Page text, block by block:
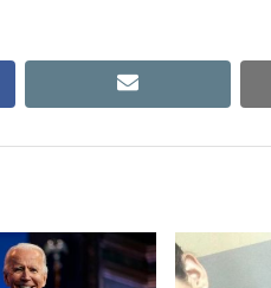
email